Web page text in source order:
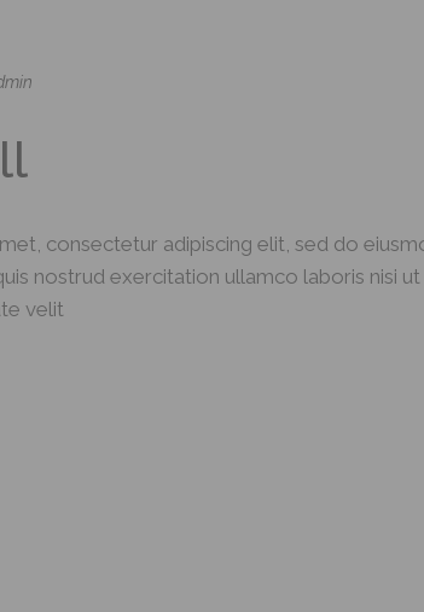
consectetur adipiscing elit, sed do
nostrud exercitation ullamco laboris nisi
velit